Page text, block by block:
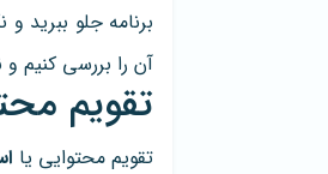
برنامه جلو ببرید
آن را بررسی کنیم
تقویم
تقویم محتوایی یا